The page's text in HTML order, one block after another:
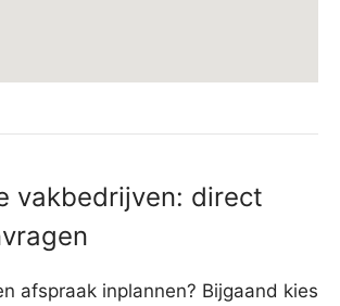
vakbedrijven: direct
afspraak inplannen? Bijgaand kies